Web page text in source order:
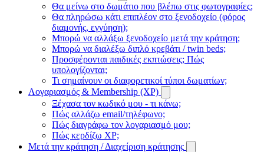
Θα μείνω στο δωμάτιο που βλέπω στις φωτογραφίες;
Θα πληρώσω κάτι επιπλέον στο ξενοδοχείο (φόρος
διαμονής, εγγύηση);
Μπορώ να αλλάξω ξενοδοχείο μετά την κράτηση;
Μπορώ να διαλέξω διπλό κρεβάτι / twin beds;
Προσφέρονται παιδικές εκπτώσεις; Πώς
υπολογίζονται;
Τι σημαίνουν οι διαφορετικοί τύποι δωματίων;
Λογαριασμός & Membership (XP)
Ξέχασα τον κωδικό μου - τι κάνω;
Πώς αλλάζω email/τηλέφωνο;
Πώς διαγράφω τον λογαριασμό μου;
Πώς κερδίζω XP;
Μετά την κράτηση / Διαχείριση κράτησης